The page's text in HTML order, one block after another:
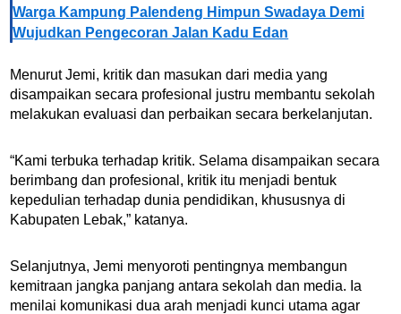
Warga Kampung Palendeng Himpun Swadaya Demi
Wujudkan Pengecoran Jalan Kadu Edan
Menurut Jemi, kritik dan masukan dari media yang
disampaikan secara profesional justru membantu sekolah
melakukan evaluasi dan perbaikan secara berkelanjutan.
“Kami terbuka terhadap kritik. Selama disampaikan secara
berimbang dan profesional, kritik itu menjadi bentuk
kepedulian terhadap dunia pendidikan, khususnya di
Kabupaten Lebak,” katanya.
Selanjutnya, Jemi menyoroti pentingnya membangun
kemitraan jangka panjang antara sekolah dan media. Ia
menilai komunikasi dua arah menjadi kunci utama agar